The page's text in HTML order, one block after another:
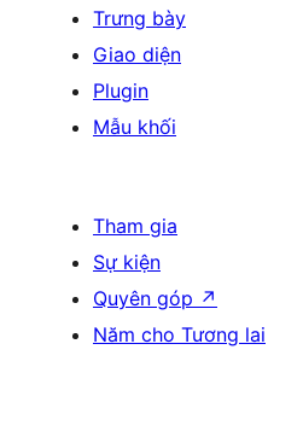
Trưng bày
Giao diện
Plugin
Mẫu khối
Tham gia
Sự kiện
Quyên góp ↗
Năm cho Tương lai